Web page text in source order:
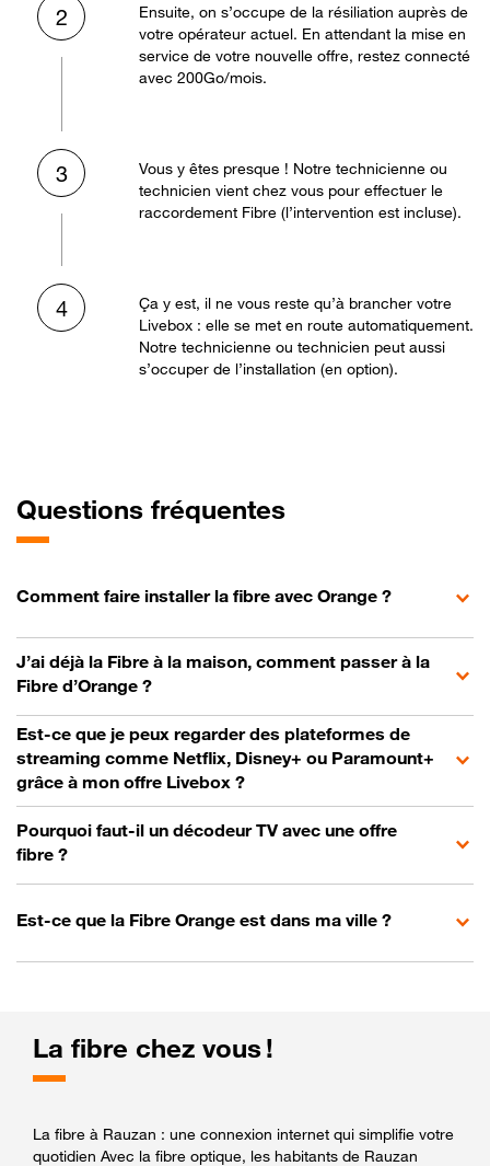
2
Ensuite, on s’occupe de la résiliation auprès de
votre opérateur actuel. En attendant la mise en
service de votre nouvelle offre, restez connecté
avec 200Go/mois.
3
Vous y êtes presque ! Notre technicienne ou
technicien vient chez vous pour effectuer le
raccordement Fibre (l’intervention est incluse).
4
Ça y est, il ne vous reste qu’à brancher votre
Livebox : elle se met en route automatiquement.
Notre technicienne ou technicien peut aussi
s’occuper de l’installation (en option).
Questions fréquentes
Comment faire installer la fibre avec Orange ?
J’ai déjà la Fibre à la maison, comment passer à la
Fibre d’Orange ?
Est-ce que je peux regarder des plateformes de
streaming comme Netflix, Disney+ ou Paramount+
grâce à mon offre Livebox ?
Pourquoi faut-il un décodeur TV avec une offre
fibre ?
Est-ce que la Fibre Orange est dans ma ville ?
La fibre chez vous !
La fibre à Rauzan : une connexion internet qui simplifie votre
quotidien Avec la fibre optique, les habitants de Rauzan